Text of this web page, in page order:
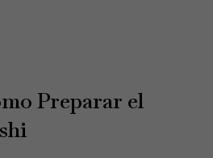
Preparar el